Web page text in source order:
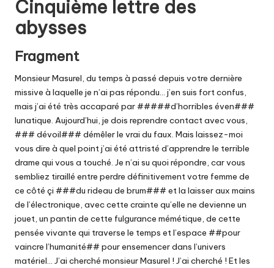
Cinquième lettre des
abysses
Fragment
Monsieur Masurel, du temps à passé depuis votre dernière
missive à laquelle je n’ai pas répondu… j’en suis fort confus,
mais j’ai été très accaparé par #####d’horribles éven###
lunatique. Aujourd’hui, je dois reprendre contact avec vous,
### dévoil### démêler le vrai du faux. Mais laissez-moi
vous dire à quel point j’ai été attristé d’apprendre le terrible
drame qui vous a touché. Je n’ai su quoi répondre, car vous
sembliez tiraillé entre perdre définitivement votre femme de
ce côté çi ###du rideau de brum### et la laisser aux mains
de l’électronique, avec cette crainte qu’elle ne devienne un
jouet, un pantin de cette fulgurance mémétique, de cette
pensée vivante qui traverse le temps et l’espace ##pour
vaincre l’humanité## pour ensemencer dans l’univers
matériel… J’ai cherché monsieur Masurel ! J’ai cherché ! Et les